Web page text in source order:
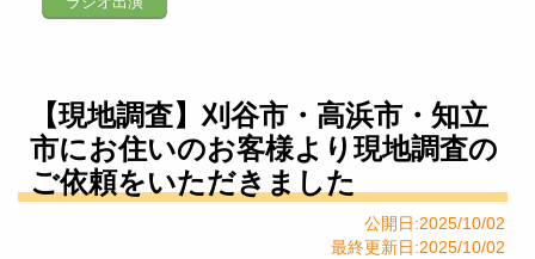
【現地調査】刈谷市・高浜市・知立
市にお住いのお客様より現地調査の
ご依頼をいただきました
公開日:2025/10/02
最終更新日:2025/10/02